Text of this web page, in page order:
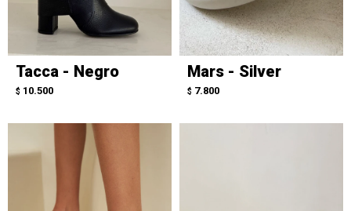
Tacca - Negro
$ 10.500
Mars - Silver
$ 7.800